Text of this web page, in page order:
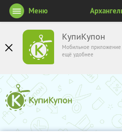
КупиКупон
Мобильное приложение
ещё удобнее
Меню